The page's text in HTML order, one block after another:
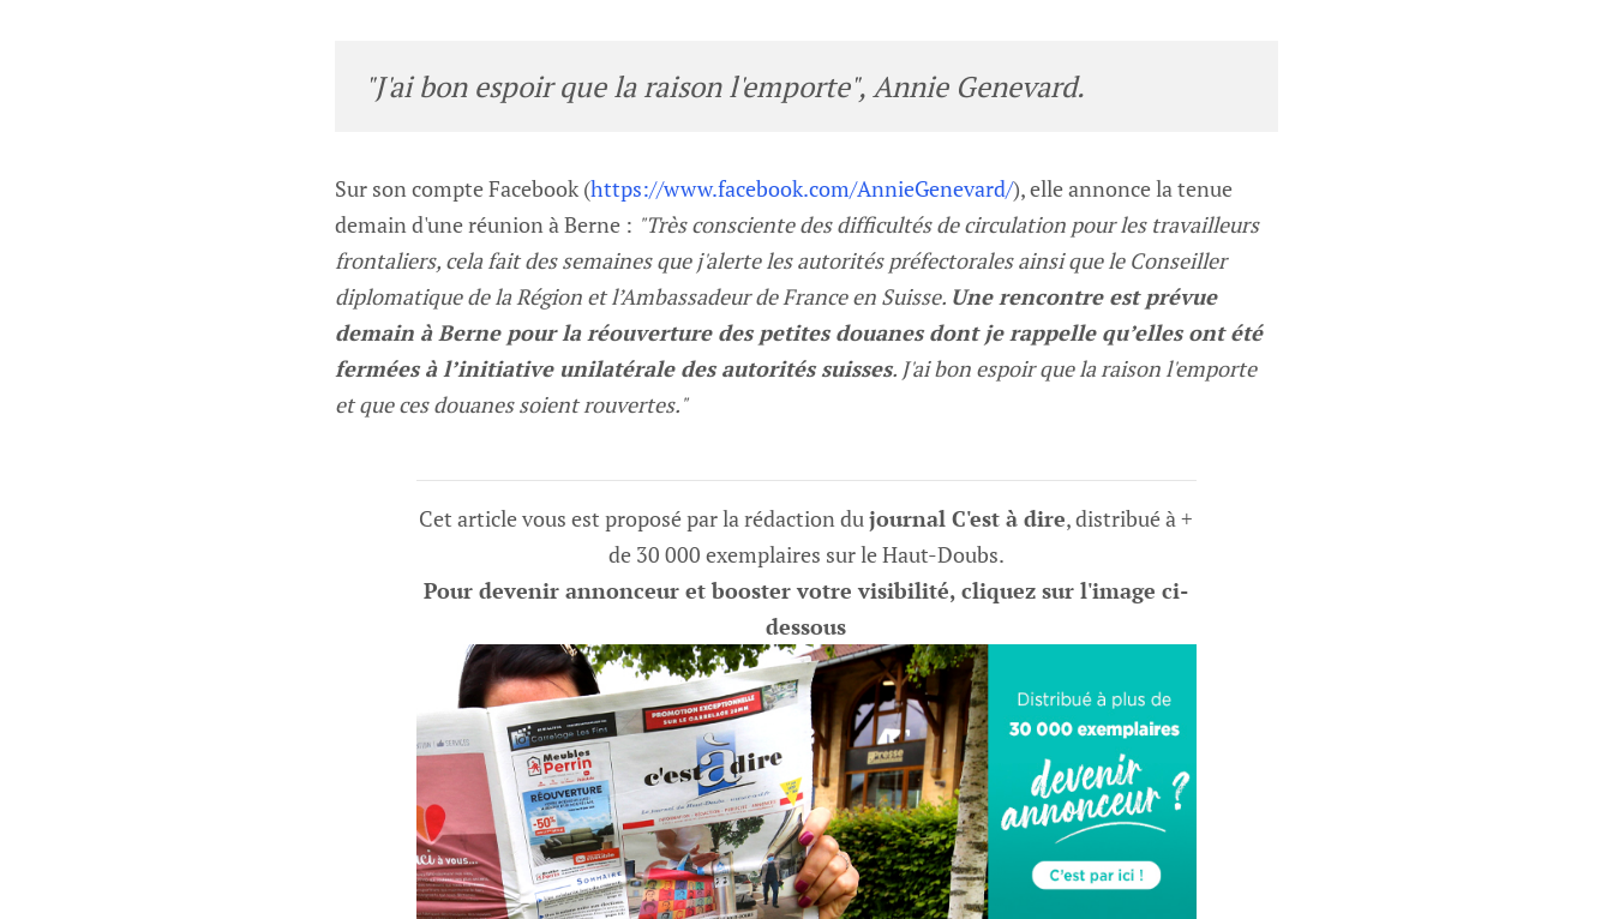
"J'ai bon espoir que la raison l'emporte", Annie Genevard.
Sur son compte Facebook (https://www.facebook.com/AnnieGenevard/), elle annonce la tenue
demain d'une réunion à Berne : "Très consciente des difficultés de circulation pour les travailleurs
frontaliers, cela fait des semaines que j'alerte les autorités préfectorales ainsi que le Conseiller
diplomatique de la Région et l’Ambassadeur de France en Suisse. Une rencontre est prévue
demain à Berne pour la réouverture des petites douanes dont je rappelle qu’elles ont été
fermées à l’initiative unilatérale des autorités suisses. J'ai bon espoir que la raison l'emporte
et que ces douanes soient rouvertes."
Cet article vous est proposé par la rédaction dujournal C'est à dire, distribué à +
de 30 000 exemplaires sur le Haut-Doubs.
Pour devenir annonceur et booster votre visibilité, cliquez sur l'image ci-
dessous